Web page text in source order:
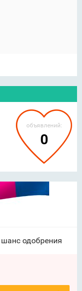
объявлений:
0
одобрения